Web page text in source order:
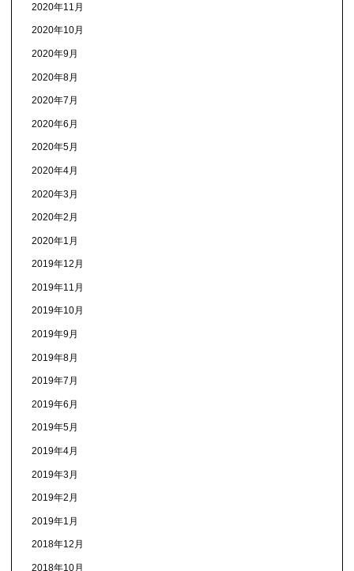
2020年11月
2020年10月
2020年9月
2020年8月
2020年7月
2020年6月
2020年5月
2020年4月
2020年3月
2020年2月
2020年1月
2019年12月
2019年11月
2019年10月
2019年9月
2019年8月
2019年7月
2019年6月
2019年5月
2019年4月
2019年3月
2019年2月
2019年1月
2018年12月
2018年10月